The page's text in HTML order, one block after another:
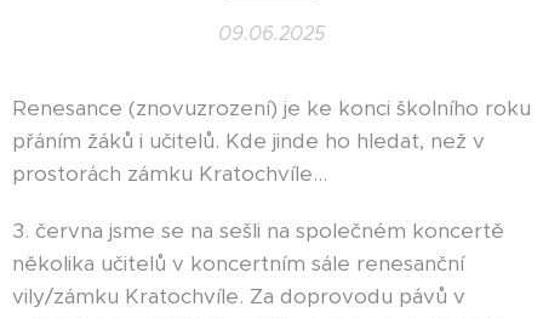
09.06.2025
Renesance (znovuzrození) je ke konci školního roku
přáním žáků i učitelů. Kde jinde ho hledat, než v
prostorách zámku Kratochvíle...
3. června jsme se na sešli na společném koncertě
několika učitelů v koncertním sále renesanční
vily/zámku Kratochvíle. Za doprovodu pávů v